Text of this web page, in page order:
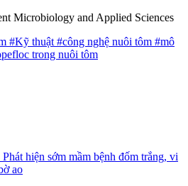
Microbiology and Applied Sciences
#Kỹ thuật #công nghệ nuôi tôm #mô
trong nuôi tôm
hiện sớm mầm bệnh đốm trắng, vi
ao